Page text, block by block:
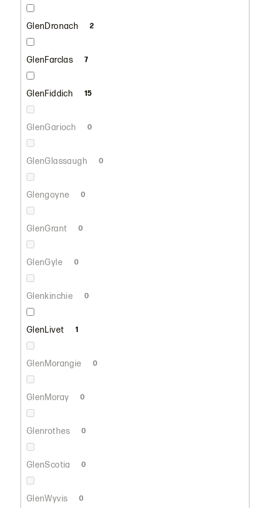
GlenDronach 2
GlenFarclas 7
GlenFiddich 15
GlenGarioch 0
GlenGlassaugh 0
Glengoyne 0
GlenGrant 0
GlenGyle 0
Glenkinchie 0
GlenLivet 1
GlenMorangie 0
GlenMoray 0
Glenrothes 0
GlenScotia 0
GlenWyvis 0